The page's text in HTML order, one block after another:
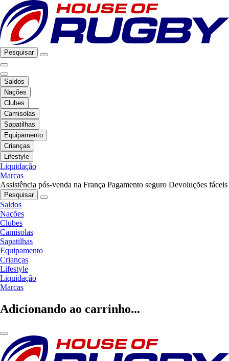
Pesquisar
Saldos
Nações
Clubes
Camisolas
Sapatilhas
Equipamento
Crianças
Lifestyle
Liquidação
Marcas
Assistência pós-venda na França Pagamento seguro Devoluções fáceis
Pesquisar
Saldos
Nações
Clubes
Camisolas
Sapatilhas
Equipamento
Crianças
Lifestyle
Liquidação
Marcas
Adicionando ao carrinho...